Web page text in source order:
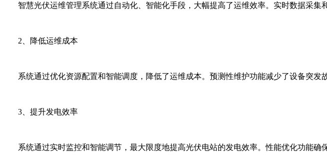
智慧光伏运维管理系统通过自动化、智能化手段，大幅提高了运维效率。实时数据采集
2、降低运维成本
系统通过优化资源配置和智能调度，降低了运维成本。预测性维护功能减少了设备突发
3、提升发电效率
系统通过实时监控和智能调节，最大限度地提高光伏电站的发电效率。性能优化功能确